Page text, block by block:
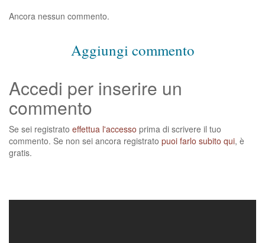
Ancora nessun commento.
Aggiungi commento
Accedi per inserire un
commento
Se sei registrato effettua l'accesso prima di scrivere il tuo
commento. Se non sei ancora registrato puoi farlo subito qui, è
gratis.